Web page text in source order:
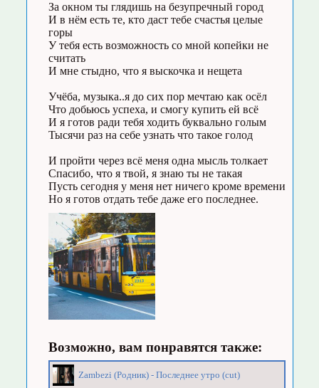
За окном ты глядишь на безупречный город
И в нём есть те, кто даст тебе счастья целые
горы
У тебя есть возможность со мной копейки не
считать
И мне стыдно, что я выскочка и нещета
Учёба, музыка..я до сих пор мечтаю как осёл
Что добьюсь успеха, и смогу купить ей всё
И я готов ради тебя ходить буквально голым
Тысячи раз на себе узнать что такое голод
И пройти через всё меня одна мысль толкает
Спасибо, что я твой, я знаю ты не такая
Пусть сегодня у меня нет ничего кроме времени
Но я готов отдать тебе даже его последнее.
Возможно, вам понравятся также:
Zambezi (Родник) - Последнее утро (cut)